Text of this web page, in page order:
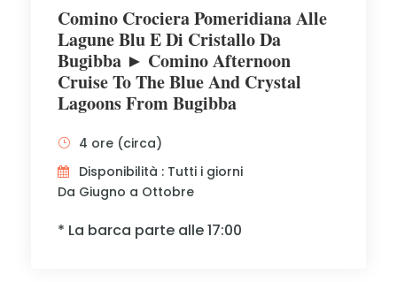
Comino Crociera Pomeridiana Alle
Lagune Blu E Di Cristallo Da
Bugibba ► Comino Afternoon
Cruise To The Blue And Crystal
Lagoons From Bugibba
4 ore (circa)
Disponibilità : Tutti i giorni
Da Giugno a Ottobre
* La barca parte alle 17:00